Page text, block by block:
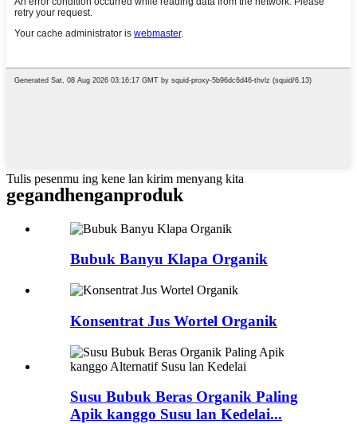
Tulis pesenmu ing kene lan kirim menyang kita
gegandhenganproduk
Bubuk Banyu Klapa Organik
Konsentrat Jus Wortel Organik
Susu Bubuk Beras Organik Paling
Apik kanggo Susu lan Kedelai...